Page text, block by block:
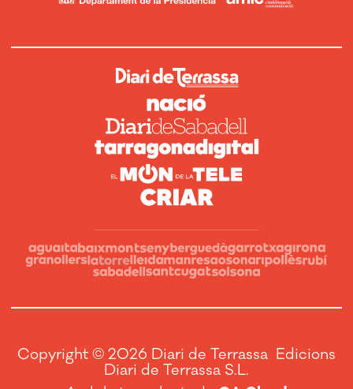
Copyright © 2026 Diari de Terrassa Edicions
Diari de Terrassa S.L.